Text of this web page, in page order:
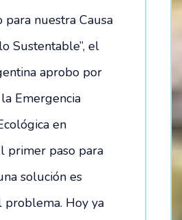
para nuestra Causa
Sustentable”, el
aprobo por
Emergencia
en
primer paso para
solución es
problema. Hoy ya